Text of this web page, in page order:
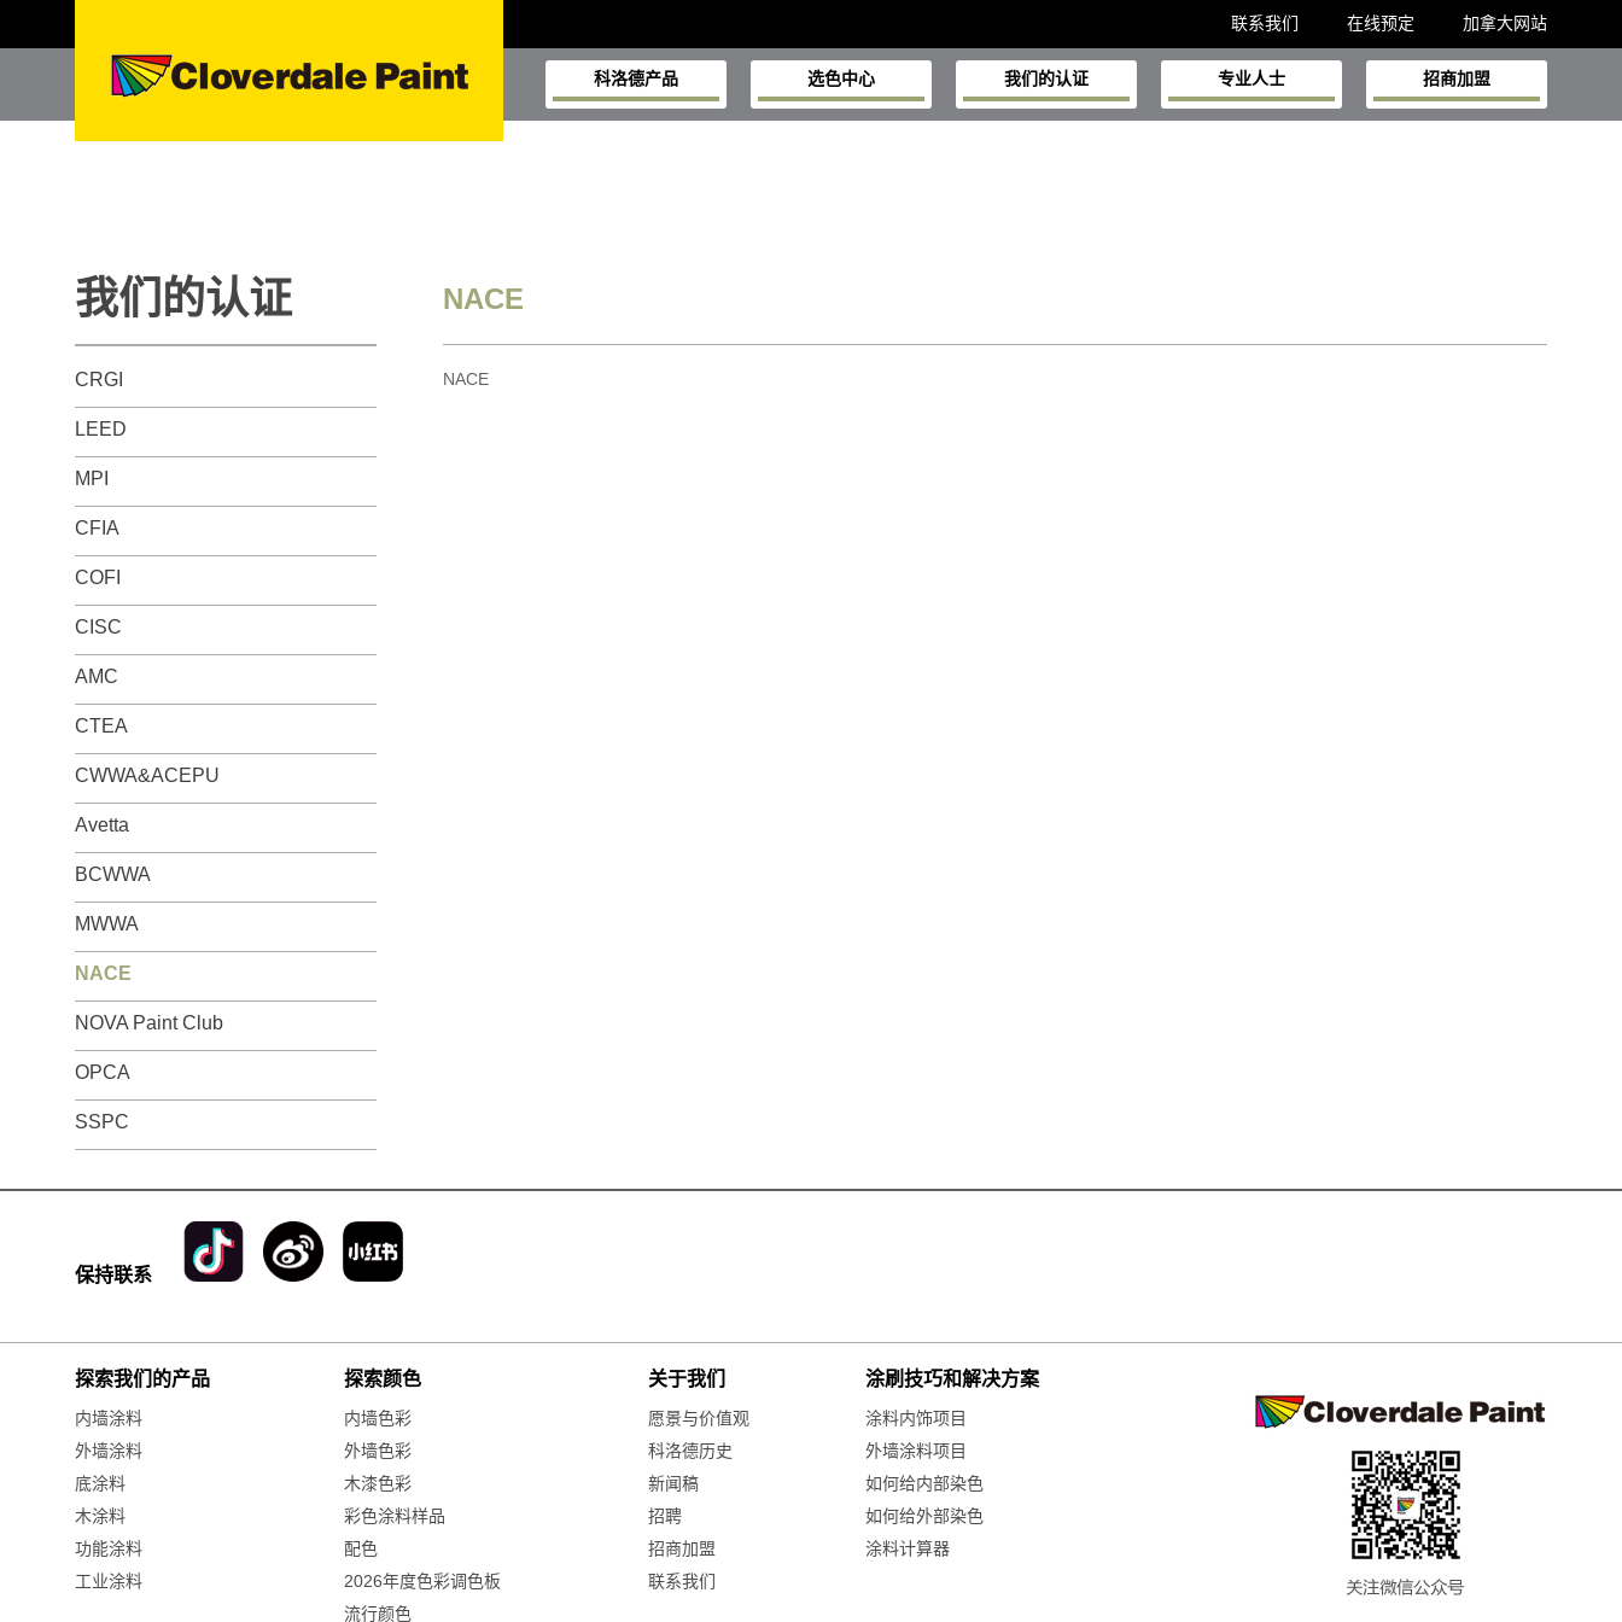
联系我们 在线预定 加拿大网站
科洛德产品 选色中心 我们的认证 专业人士 招商加盟
NACE
NACE
我们的认证
CRGI
LEED
MPI
CFIA
COFI
CISC
AMC
CTEA
CWWA&ACEPU
Avetta
BCWWA
MWWA
NACE
NOVA Paint Club
OPCA
SSPC
保持联系
探索我们的产品
内墙涂料
外墙涂料
底涂料
木涂料
功能涂料
工业涂料
探索颜色
内墙色彩
外墙色彩
木漆色彩
彩色涂料样品
配色
2026年度色彩调色板
流行颜色
关于我们
愿景与价值观
科洛德历史
新闻稿
招聘
招商加盟
联系我们
涂刷技巧和解决方案
涂料内饰项目
外墙涂料项目
如何给内部染色
如何给外部染色
涂料计算器